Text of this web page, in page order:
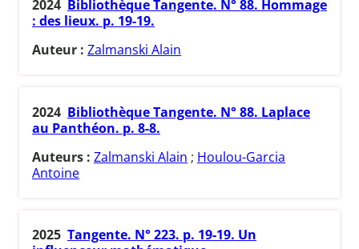
2024 Bibliothèque Tangente. N° 88. Hommage
: des lieux. p. 19-19.
Auteur : Zalmanski Alain
2024 Bibliothèque Tangente. N° 88. Laplace
au Panthéon. p. 8-8.
Auteurs : Zalmanski Alain ; Houlou-Garcia
Antoine
2025 Tangente. N° 223. p. 19-19. Un